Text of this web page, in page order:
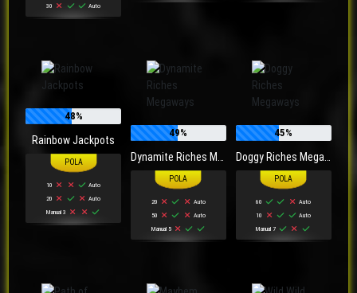
30
Auto
48%
Rainbow Jackpots
10
Auto
20
Auto
Manual 3
49%
Dynamite Riches Megaways
20
Auto
50
Auto
Manual 5
45%
Doggy Riches Megaways
60
Auto
10
Auto
Manual 7